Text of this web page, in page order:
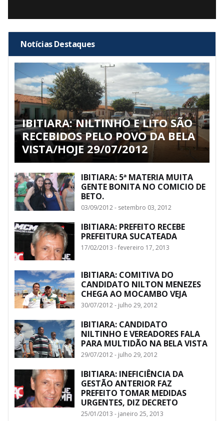
Notícias Destaques
IBITIARA: NILTINHO E LITO SÃO
RECEBIDOS PELO POVO DA BELA
VISTA/HOJE 29/07/2012
IBITIARA: 5ª MATERIA MUITA
GENTE BONITA NO COMICIO DE
BETO.
03/09/2012 - setembro 03, 2012
IBITIARA: PREFEITO RECEBE
PREFEITURA SUCATEADA
17/02/2013 - fevereiro 17, 2013
IBITIARA: COMITIVA DO
CANDIDATO NILTON MENEZES
CHEGA AO MOCAMBO VEJA
30/07/2012 - julho 29, 2012
IBITIARA: CANDIDATO
NILTINHO E VEREADORES FALA
PARA MULTIDÃO NA BELA VISTA
29/07/2012 - julho 29, 2012
IBITIARA: INEFICIÊNCIA DA
GESTÃO ANTERIOR FAZ
PREFEITO TOMAR MEDIDAS
URGENTES, DIZ DECRETO
25/01/2013 - janeiro 25, 2013